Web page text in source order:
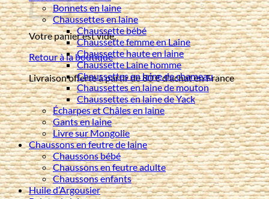
Votre panier est vide.
Retour à la boutique
Livraison offerte à partir de 80 € d'achat en France
Bonnets en laine
Chaussettes en laine
Chaussette bébé
Chaussette femme en Laine
Chaussette haute en laine
Chaussette Laine homme
Chaussettes en laine de chameau
Chaussettes en laine de mouton
Chaussettes en laine de Yack
Écharpes et Châles en laine
Gants en laine
Livre sur Mongolie
Chaussons en feutre de laine
Chaussons bébé
Chaussons en feutre adulte
Chaussons enfants
Huile d’Argousier